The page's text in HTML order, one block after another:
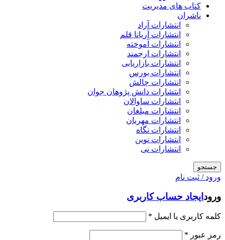
کتاب های مدیریت
ناشران
انتشارات آراد
انتشارات آریانا قلم
انتشارات آموخته
انتشارات ارجمند
انتشارات بازاریابی
انتشارات بورس
انتشارات چالش
انتشارات دانش پژوهان جوان
انتشارات ساوالان
انتشارات مبلغان
انتشارات مهربان
انتشارات نگاه
انتشارات نوین
انتشارات نی
جستجو
ورود / ثبت نام
ورود ایجاد حساب کاربری
کلمه کاربری یا ایمیل *
رمز عبور *